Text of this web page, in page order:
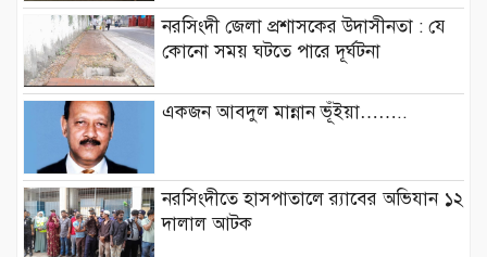
নরসিংদী জেলা প্রশাসকের উদাসীনতা : যে
কোনো সময় ঘটতে পারে দূর্ঘটনা
একজন আবদুল মান্নান ভূঁইয়া……..
নরসিংদীতে হাসপাতালে র‍্যাবের অভিযান ১২
দালাল আটক